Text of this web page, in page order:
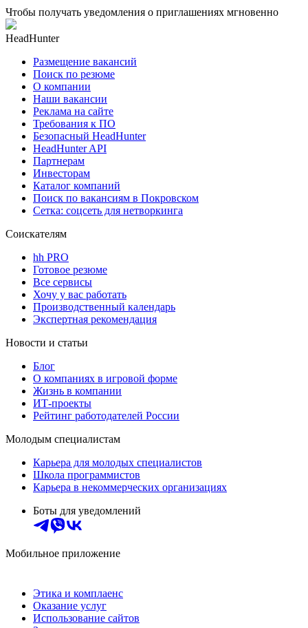
Чтобы получать уведомления о приглашениях мгновенно
HeadHunter
Размещение вакансий
Поиск по резюме
О компании
Наши вакансии
Реклама на сайте
Требования к ПО
Безопасный HeadHunter
HeadHunter API
Партнерам
Инвесторам
Каталог компаний
Поиск по вакансиям в Покровском
Сетка: соцсеть для нетворкинга
Соискателям
hh PRO
Готовое резюме
Все сервисы
Хочу у вас работать
Производственный календарь
Экспертная рекомендация
Новости и статьи
Блог
О компаниях в игровой форме
Жизнь в компании
ИТ-проекты
Рейтинг работодателей России
Молодым специалистам
Карьера для молодых специалистов
Школа программистов
Карьера в некоммерческих организациях
Боты для уведомлений
Мобильное приложение
Этика и комплаенс
Оказание услуг
Использование сайтов